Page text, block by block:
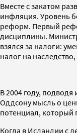
Вместе с закатом
инфляция. Уровень
реформ. Первый
дисциплины.
взялся за налоги:
налог на
В 2004 году,
Оддсону мысль о
потенциал, который
Когда в Исландии с